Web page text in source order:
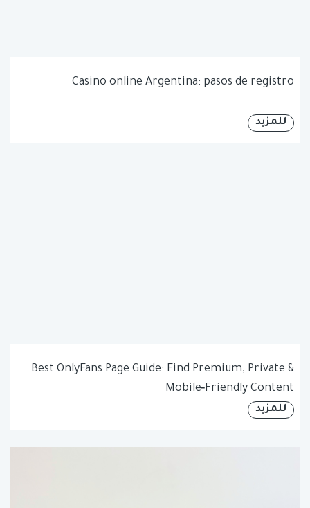
Casino online Argentina: pasos de registro
للمزيد
Best OnlyFans Page Guide: Find Premium, Private &
Mobile‑Friendly Content
للمزيد